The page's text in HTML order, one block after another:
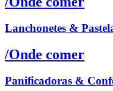
Lanchonetes &
/Onde comer
Panificadoras &